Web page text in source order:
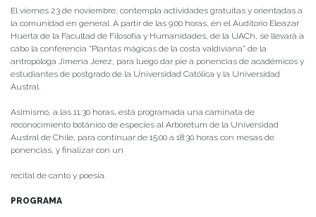
El viernes 23 de noviembre, contempla actividades gratuitas y orientadas a
la comunidad en general. A partir de las 9:00 horas, en el Auditorio Eleazar
Huerta de la Facultad de Filosofía y Humanidades, de la UACh, se llevará a
cabo la conferencia “Plantas mágicas de la costa valdiviana” de la
antropóloga Jimena Jerez, para luego dar pie a ponencias de académicos y
estudiantes de postgrado de la Universidad Católica y la Universidad
Austral.
Asimismo, a las 11.30 horas, está programada una caminata de
reconocimiento botánico de especies al Arboretum de la Universidad
Austral de Chile, para continuar de 15:00 a 18:30 horas con mesas de
ponencias, y finalizar con un
recital de canto y poesía.
PROGRAMA